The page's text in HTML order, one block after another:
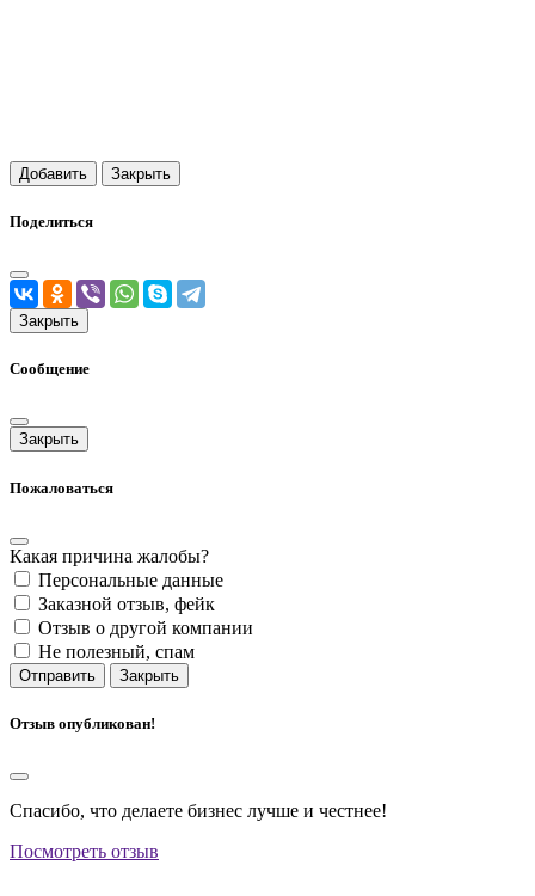
Добавить Закрыть
Поделиться
Закрыть
Сообщение
Закрыть
Пожаловаться
Какая причина жалобы?
Персональные данные
Заказной отзыв, фейк
Отзыв о другой компании
Не полезный, спам
Отправить Закрыть
Отзыв опубликован!
Спасибо, что делаете бизнес лучше и честнее!
Посмотреть отзыв